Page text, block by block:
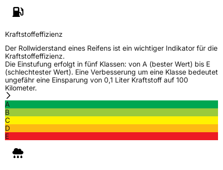
Kraftstoffeffizienz
Der Rollwiderstand eines Reifens ist ein wichtiger Indikator für die
Kraftstoffeffizienz.
Die Einstufung erfolgt in fünf Klassen: von A (bester Wert) bis E
(schlechtester Wert). Eine Verbesserung um eine Klasse bedeutet
ungefähr eine Einsparung von 0,1 Liter Kraftstoff auf 100
Kilometer.
A
B
C
D
E